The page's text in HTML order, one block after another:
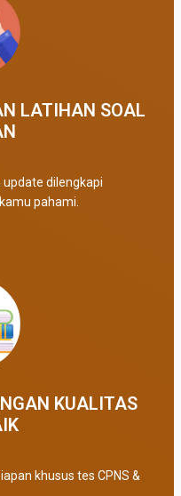
LATIHAN SOAL
update dilengkapi
pahami.
KUALITAS
khusus tes CPNS &